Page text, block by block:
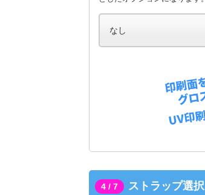
4 / 7 ストラップ選択